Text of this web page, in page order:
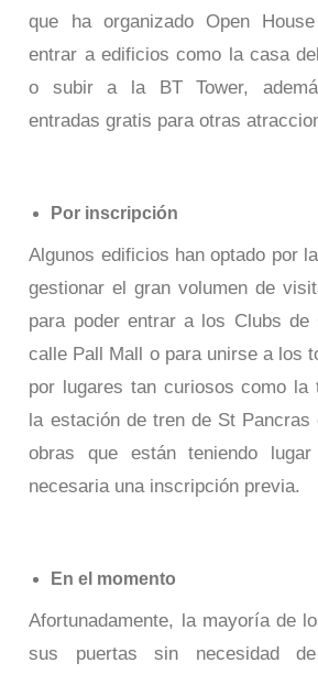
que ha organizado Open
entrar a edificios como la casa
o subir a la BT Tower,
entradas gratis para otras
Por inscripción
Algunos edificios han optado por
gestionar el gran volumen de
para poder entrar a los Clubs de
calle Pall Mall o para unirse a los
por lugares tan curiosos como la
la estación de tren de St Pancras
obras que están teniendo
necesaria una inscripción previa.
En el momento
Afortunadamente, la mayoría de
sus puertas sin necesidad